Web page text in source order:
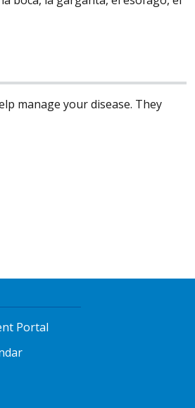
manage your disease. They
Portal